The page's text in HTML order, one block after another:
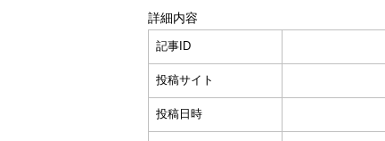
詳細内容
記事ID
投稿サイト
投稿日時